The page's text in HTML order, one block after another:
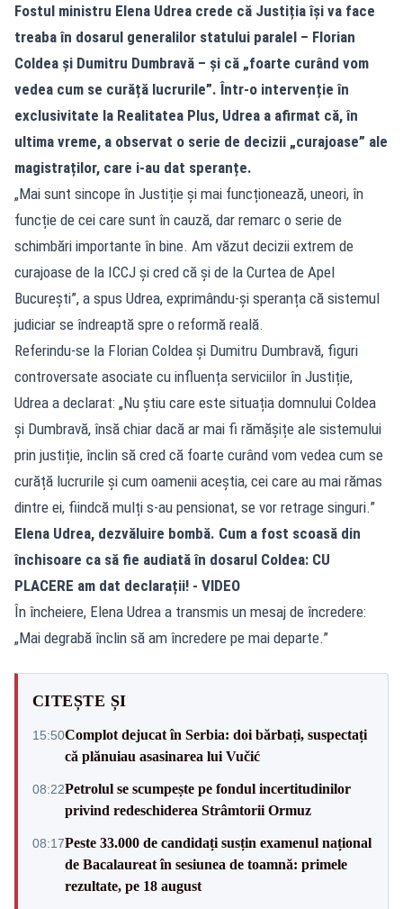
Fostul ministru Elena Udrea crede că Justiția își va face
treaba în dosarul generalilor statului paralel – Florian
Coldea și Dumitru Dumbravă – și că „foarte curând vom
vedea cum se curăță lucrurile”. Într-o intervenție în
exclusivitate la Realitatea Plus, Udrea a afirmat că, în
ultima vreme, a observat o serie de decizii „curajoase” ale
magistraților, care i-au dat speranțe.
„Mai sunt sincope în Justiție și mai funcționează, uneori, în
funcție de cei care sunt în cauză, dar remarc o serie de
schimbări importante în bine. Am văzut decizii extrem de
curajoase de la ICCJ și cred că și de la Curtea de Apel
București”, a spus Udrea, exprimându-și speranța că sistemul
judiciar se îndreaptă spre o reformă reală.
Referindu-se la Florian Coldea și Dumitru Dumbravă, figuri
controversate asociate cu influența serviciilor în Justiție,
Udrea a declarat: „Nu știu care este situația domnului Coldea
și Dumbravă, însă chiar dacă ar mai fi rămășițe ale sistemului
prin justiție, înclin să cred că foarte curând vom vedea cum se
curăță lucrurile și cum oamenii aceștia, cei care au mai rămas
dintre ei, fiindcă mulți s-au pensionat, se vor retrage singuri.”
Elena Udrea, dezvăluire bombă. Cum a fost scoasă din
închisoare ca să fie audiată în dosarul Coldea: CU
PLACERE am dat declarații! - VIDEO
În încheiere, Elena Udrea a transmis un mesaj de încredere:
„Mai degrabă înclin să am încredere pe mai departe.”
CITEȘTE ȘI
15:50Complot dejucat în Serbia: doi bărbați, suspectați
că plănuiau asasinarea lui Vučić
08:22Petrolul se scumpește pe fondul incertitudinilor
privind redeschiderea Strâmtorii Ormuz
08:17Peste 33.000 de candidați susțin examenul național
de Bacalaureat în sesiunea de toamnă: primele
rezultate, pe 18 august